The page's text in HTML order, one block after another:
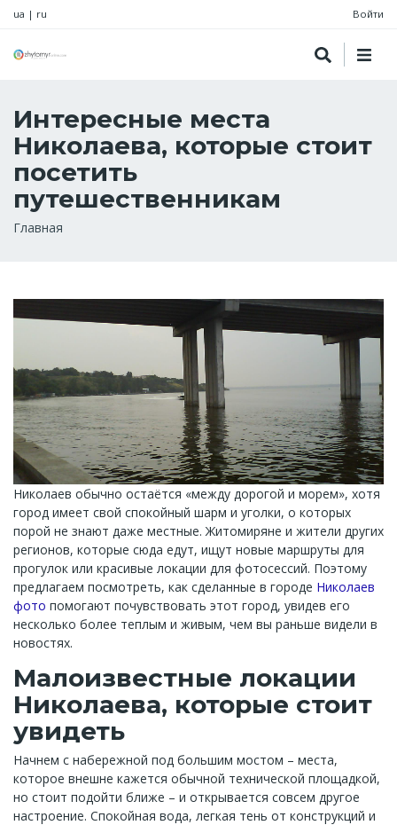
ua | ru Войти
Интересные места
Николаева, которые стоит
посетить
путешественникам
Строка
Главная
Николаев обычно остаётся «между дорогой и морем», хотя
город имеет свой спокойный шарм и уголки, о которых
порой не знают даже местные. Житомиряне и жители других
регионов, которые сюда едут, ищут новые маршруты для
прогулок или красивые локации для фотосессий. Поэтому
предлагаем посмотреть, как сделанные в городе Николаев
фото помогают почувствовать этот город, увидев его
несколько более теплым и живым, чем вы раньше видели в
новостях.
Малоизвестные локации
Николаева, которые стоит
увидеть
Начнем с набережной под большим мостом – места,
которое внешне кажется обычной технической площадкой,
но стоит подойти ближе – и открывается совсем другое
настроение. Спокойная вода, легкая тень от конструкций и